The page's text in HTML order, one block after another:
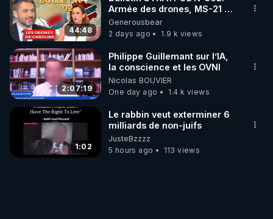
44:48
Armée des drones, MS-21 en
série, missiles coréens.
07.08.2026.
Generousbear
2 days ago
1.9 k views
2:07:19
Philippe Guillemant sur l’IA,
la conscience et les OVNI
Nicolas BOUVIER
One day ago
1.4 k views
1:02
Le rabbin veut exterminer 6
milliards de non-juifs
JusteBzzzz
5 hours ago
113 views